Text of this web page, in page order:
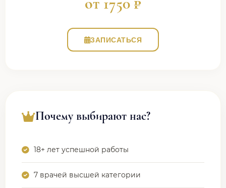
ЗАПИСАТЬСЯ
Почему выбирают нас?
18+ лет успешной работы
7 врачей высшей категории